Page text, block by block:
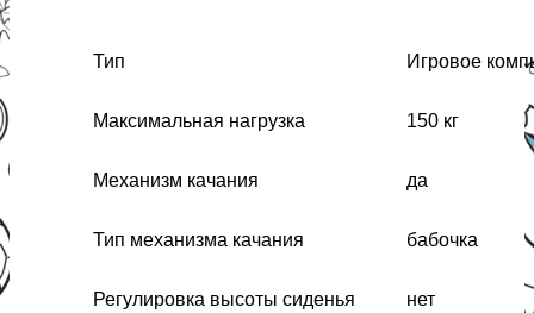
Тип Игровое
Максимальная нагрузка 150 кг
Механизм качания да
Тип механизма качания бабочка
Регулировка высоты сиденья нет